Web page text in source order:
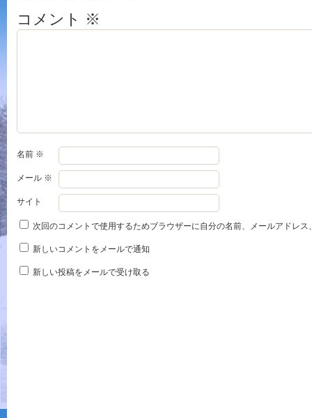
コメント ※
名前 ※
メール ※
サイト
次回のコメントで使用するためブラウザーに自分の名前、メールアドレ
新しいコメントをメールで通知
新しい投稿をメールで受け取る